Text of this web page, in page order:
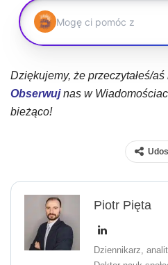
Dziękujemy, że przeczytałeś/aś
Obserwujnas w
bieżąco!
Piotr Pięta
Dziennikarz,